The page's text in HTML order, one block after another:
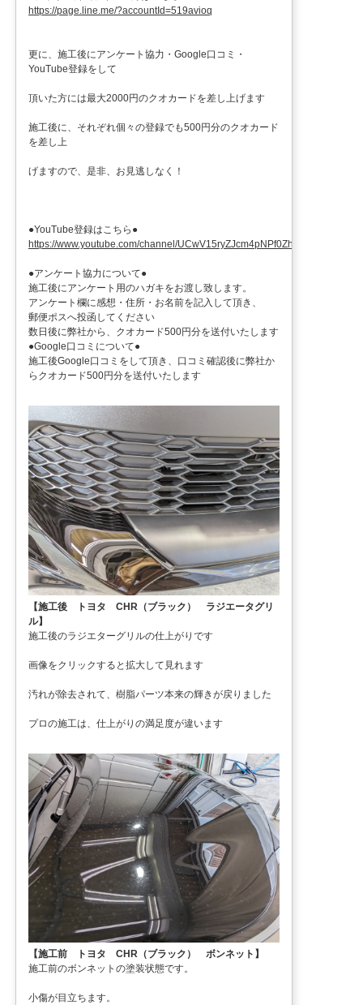
https://page.line.me/?accountId=519avioq
更に、施工後にアンケート協力・Google口コミ・
YouTube登録をして
頂いた方には最大2000円のクオカードを差し上げます
施工後に、それぞれ個々の登録でも500円分のクオカード
を差し上
げますので、是非、お見逃しなく！
●YouTube登録はこちら●
https://www.youtube.com/channel/UCwV15ryZJcm4pNPf0ZhXu9g
●アンケート協力について●
施工後にアンケート用のハガキをお渡し致します。
アンケート欄に感想・住所・お名前を記入して頂き、
郵便ポスへ投函してください
数日後に弊社から、クオカード500円分を送付いたします
●Google口コミについて●
施工後Google口コミをして頂き、口コミ確認後に弊社か
らクオカード500円分を送付いたします
【施工後 トヨタ CHR（ブラック） ラジエータグリ
ル】
施工後のラジエターグリルの仕上がりです
画像をクリックすると拡大して見れます
汚れが除去されて、樹脂パーツ本来の輝きが戻りました
プロの施工は、仕上がりの満足度が違います
【施工前 トヨタ CHR（ブラック） ボンネット】
施工前のボンネットの塗装状態です。
小傷が目立ちます。